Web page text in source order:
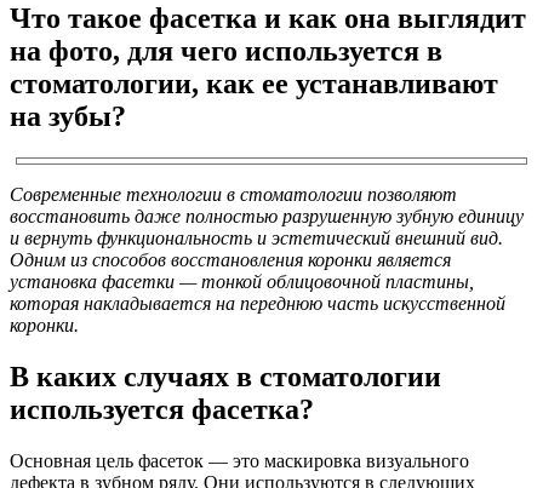
Что такое фасетка и как она выглядит
на фото, для чего используется в
стоматологии, как ее устанавливают
на зубы?
Современные технологии в стоматологии позволяют
восстановить даже полностью разрушенную зубную единицу
и вернуть функциональность и эстетический внешний вид.
Одним из способов восстановления коронки является
установка фасетки — тонкой облицовочной пластины,
которая накладывается на переднюю часть искусственной
коронки.
В каких случаях в стоматологии
используется фасетка?
Основная цель фасеток — это маскировка визуального
дефекта в зубном ряду. Они используются в следующих